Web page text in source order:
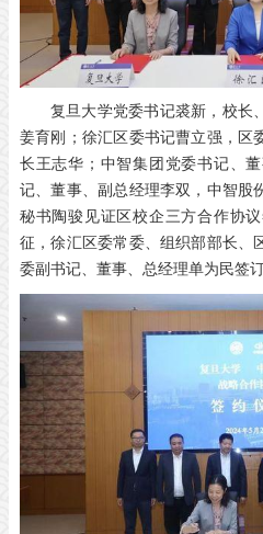
复旦大学党委书记裘新，校长
姜育刚；徐汇区委书记曹立强，区
长王志华；中智集团党委书记、
记、董事、副总经理李双，中智股
秘书陶骏见证区校企三方合作协
征，徐汇区委常委、组织部部长、
委副书记、董事、总经理单为民签